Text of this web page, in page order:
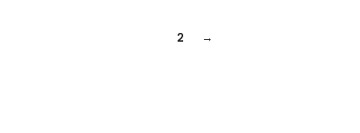
2 →